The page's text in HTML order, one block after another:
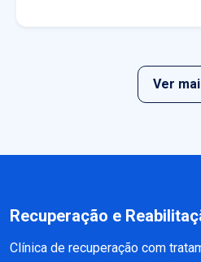
Ver
Recuperação e
Clínica de recuperação com